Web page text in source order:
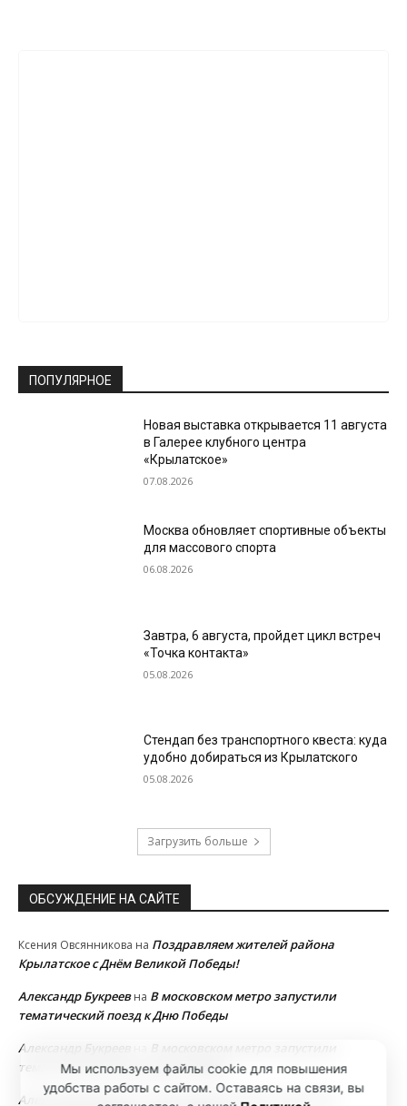
ПОПУЛЯРНОЕ
Новая выставка открывается 11 августа
в Галерее клубного центра
«Крылатское»
07.08.2026
Москва обновляет спортивные объекты
для массового спорта
06.08.2026
Завтра, 6 августа, пройдет цикл встреч
«Точка контакта»
05.08.2026
Стендап без транспортного квеста: куда
удобно добираться из Крылатского
05.08.2026
Загрузить больше
ОБСУЖДЕНИЕ НА САЙТЕ
Ксения Овсянникова на Поздравляем жителей района
Крылатское с Днём Великой Победы!
Александр Букреевна В московском метро запустили
тематический поезд к Дню Победы
Александр Букреев
В московском метро запустили
тематический поезд к Дню Победы
Александр Букреев
В московском метро запустили
Мы используем файлы cookie для повышения
удобства работы с сайтом. Оставаясь на связи, вы